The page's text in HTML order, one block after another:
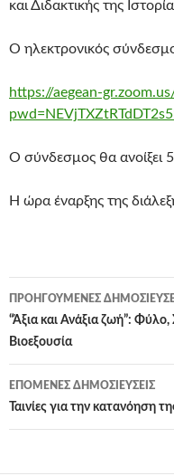
και Διδακτικής της
Ο ηλεκτρονικός
https://aegean-
Ο σύνδεσμος θα ανοίξει
Η ώρα έναρξης της
Πλοήγηση
άρθρων
ΠΡΟΗΓΟΎΜΕΝΕΣ
“Άξια και Ανάξια ζωή”:
Βιοεξουσία
ΕΠΌΜΕΝΕΣ ΔΗΜΟΣΙΕΎΣΕΙΣ
Ταινίες για την κατανόηση